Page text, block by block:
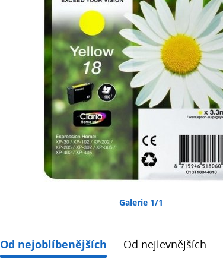
Galerie 1/1
Od nejoblíbenějších Od nejlevnějších